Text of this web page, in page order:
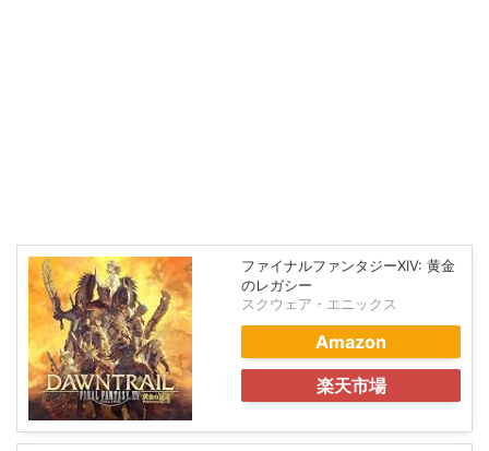
ファイナルファンタジーXIV: 黄金
のレガシー
スクウェア・エニックス
Amazon
楽天市場